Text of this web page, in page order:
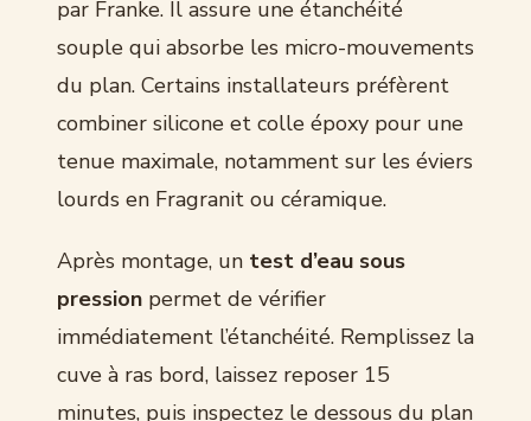
par Franke. Il assure une étanchéité
souple qui absorbe les micro-mouvements
du plan. Certains installateurs préfèrent
combiner silicone et colle époxy pour une
tenue maximale, notamment sur les éviers
lourds en Fragranit ou céramique.
Après montage, un test d’eau sous
pression permet de vérifier
immédiatement l’étanchéité. Remplissez la
cuve à ras bord, laissez reposer 15
minutes, puis inspectez le dessous du plan